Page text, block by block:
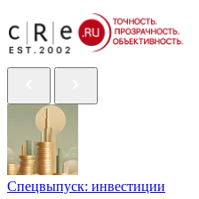
Спецвыпуск: инвестиции